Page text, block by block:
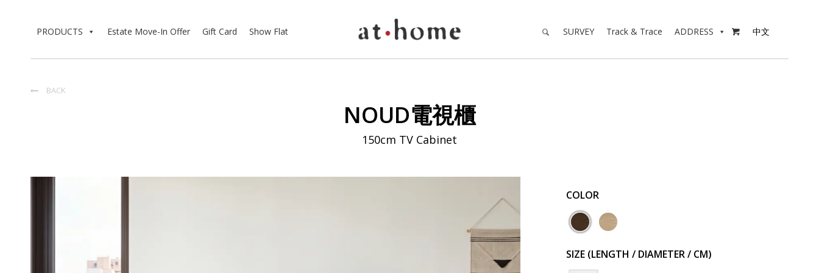
PRODUCTS Estate Move-In Offer Gift Card Show Flat 
ADDRESS
Track & Trace
SURVEY 中文
 BACK
NOUD電視櫃
150cm TV Cabinet
COLOR
SIZE (LENGTH / DIAMETER / CM)